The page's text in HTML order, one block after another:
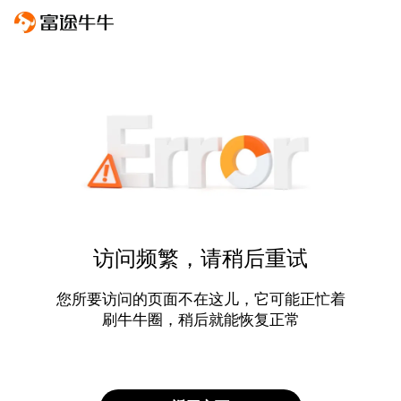
访问频繁，请稍后重试
您所要访问的页面不在这儿，它可能正忙着
刷牛牛圈，稍后就能恢复正常